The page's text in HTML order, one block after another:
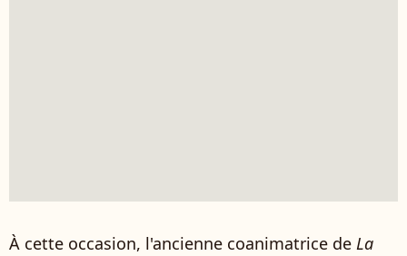
À cette occasion, l'ancienne coanimatrice de La